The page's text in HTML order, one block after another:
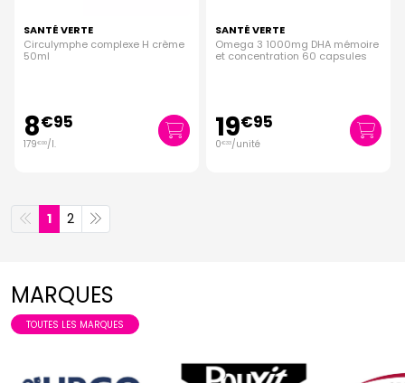
SANTÉ VERTE
Circulymphe complexe H crème
50ml
8€95
179€00/l.
SANTÉ VERTE
Omega 3 1000mg DHA mémoire
et concentration 60 capsules
19€95
0€33/unité
1 2
MARQUES
TOUTES LES MARQUES